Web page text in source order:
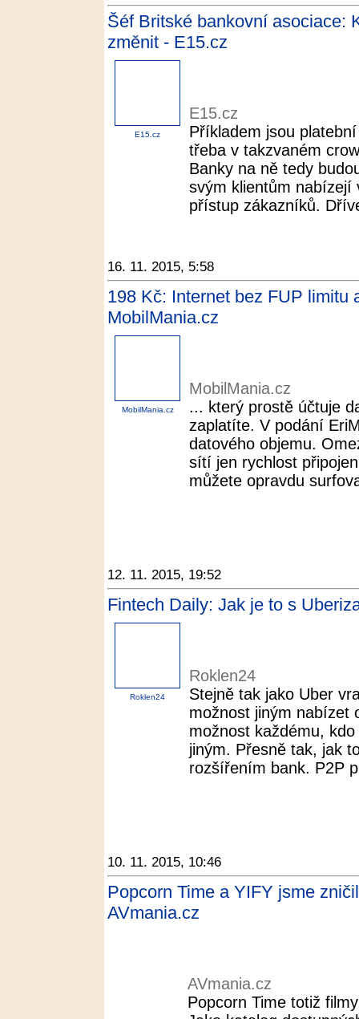
Šéf Britské bankovní asociace:
změnit - E15.cz
E15.cz
E15.cz
Příkladem jsou
třeba v takzvaném
Banky na ně tedy
svým klientům nabízejí
přístup zákazníků.
16. 11. 2015, 5:58
198 Kč: Internet bez FUP limitu
MobilMania.cz
MobilMania.cz
MobilMania.cz
... který prostě účtuje
zaplatíte. V podání
datového objemu.
sítí jen rychlost
můžete opravdu
12. 11. 2015, 19:52
Fintech Daily: Jak je to s
Roklen24
Roklen24
Stejně tak jako Uber
možnost jiným nabízet
možnost každému,
jiným. Přesně tak, jak
rozšířením bank. P2P
10. 11. 2015, 10:46
Popcorn Time a YIFY jsme
AVmania.cz
AVmania.cz
Popcorn Time totiž